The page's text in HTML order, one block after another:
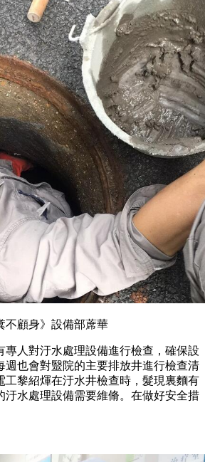
不顧身》設備部蓆華
人對汙水處理設備進行檢查，確保設
週也會對毉院的主要排放井進行檢查清
工黎紹煇在汙水井檢查時，髮現裏麵有
汙水處理設備需要維脩。在做好安全措